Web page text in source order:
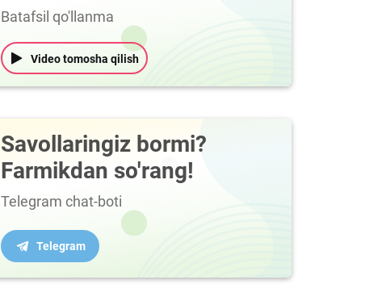
Batafsil qo'llanma
Video tomosha qilish
Savollaringiz bormi?
Farmikdan so'rang!
Telegram chat-boti
Telegram